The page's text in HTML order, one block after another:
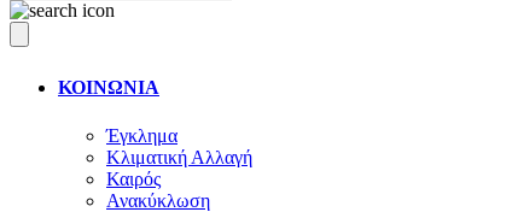
ΚΟΙΝΩΝΙΑ
Έγκλημα
Κλιματική Αλλαγή
Καιρός
Ανακύκλωση